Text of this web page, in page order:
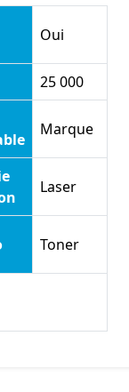
Oui
25 000
Marque
Laser
Toner